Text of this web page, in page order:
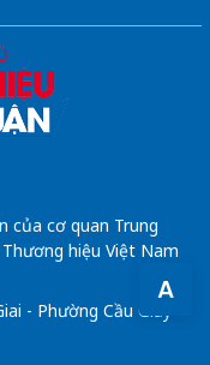
A
của cơ quan Trung
hiệu Việt Nam
- Phường Cầu Giấy -